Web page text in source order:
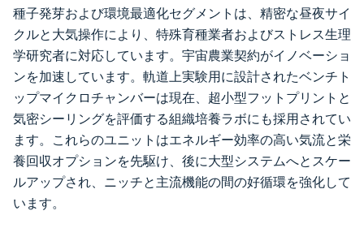
種子発芽および環境最適化セグメントは、精密な昼夜サイ
クルと大気操作により、特殊育種業者およびストレス生理
学研究者に対応しています。宇宙農業契約がイノベーショ
ンを加速しています。軌道上実験用に設計されたベンチト
ップマイクロチャンバーは現在、超小型フットプリントと
気密シーリングを評価する組織培養ラボにも採用されてい
ます。これらのユニットはエネルギー効率の高い気流と栄
養回収オプションを先駆け、後に大型システムへとスケー
ルアップされ、ニッチと主流機能の間の好循環を強化して
います。